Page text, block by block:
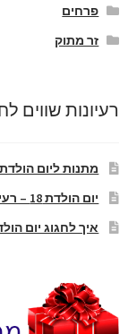
פרחים
זר מתוק
רעיונות שווים
מתנות ליום הולדת 50 – מקוריות ומיוחדות
יום הולדת 18 – רעיונות למתנות מקוריות ושוות במיוחד
איך לחגוג יום הולדת 16 בבית – רעיונות מגניבים